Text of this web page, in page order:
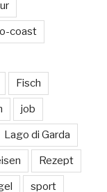
coast
Fisch
job
Lago di Garda
Rezept
sport